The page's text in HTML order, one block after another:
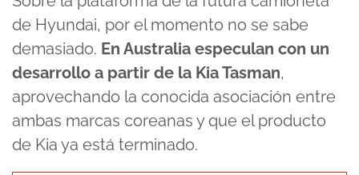
de Hyundai, por el momento no se sabe
demasiado. En Australia especulan con un
desarrollo a partir de la Kia Tasman,
aprovechando la conocida asociación entre
ambas marcas coreanas y que el producto
de Kia ya está terminado.